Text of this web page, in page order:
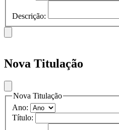
Descrição:
Nova Titulação
Nova Titulação
Ano:
Título: